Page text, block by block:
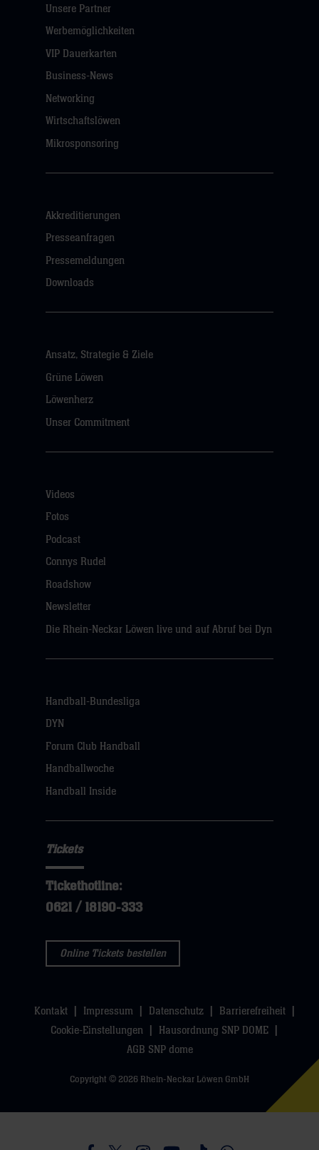
Unsere Partner
Werbemöglichkeiten
VIP Dauerkarten
Business-News
Networking
Wirtschaftslöwen
Mikrosponsoring
Akkreditierungen
Presseanfragen
Pressemeldungen
Downloads
Ansatz, Strategie & Ziele
Grüne Löwen
Löwenherz
Unser Commitment
Videos
Fotos
Podcast
Connys Rudel
Roadshow
Newsletter
Die Rhein-Neckar Löwen live und auf Abruf bei Dyn
Handball-Bundesliga
DYN
Forum Club Handball
Handballwoche
Handball Inside
Tickets
Tickethotline:
0621 / 18190-333
Online Tickets bestellen
Kontakt Impressum Datenschutz
Barrierefreiheit
Cookie-Einstellungen
Hausordnung SNP DOME
AGB SNP dome
Copyright © 2026 Rhein-Neckar Löwen GmbH